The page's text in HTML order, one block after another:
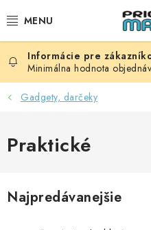
na
BATÉRIE
AUDIO - VIDEO
DOMÁCNOSŤ
Minimálna hodnota
Gadgety, darčeky
Praktické
Najpredávanejšie